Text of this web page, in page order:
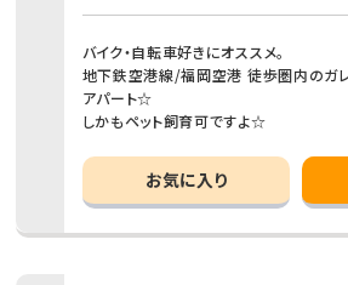
バイク・自転車好きにオススメ。
地下鉄空港線/福岡空港 徒歩圏内のガ
アパート☆
しかもペット飼育可ですよ☆
お気に入り